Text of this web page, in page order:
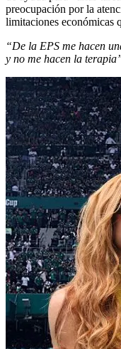
preocupación por la
limitaciones económicas
“De la EPS me hacen
y no me hacen la